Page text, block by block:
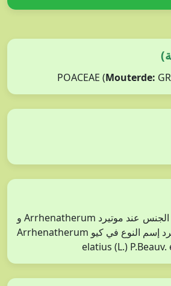
Mouterde:
هناك خطأ بكتابة إسم الجنس عند موتيرد Arrhenatherum و
Arrhenatherum ويرد إسم النوع في كيو Arrhenatherum
elatius (L.) P.Beauv.